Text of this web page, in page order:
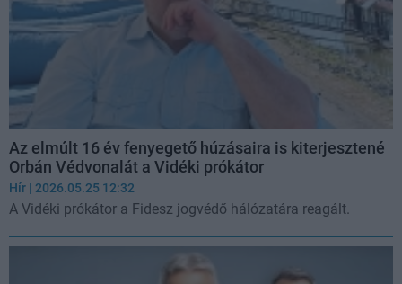
Az elmúlt 16 év fenyegető húzásaira is kiterjesztené
Orbán Védvonalát a Vidéki prókátor
Hír | 2026.05.25 12:32
A Vidéki prókátor a Fidesz jogvédő hálózatára reagált.